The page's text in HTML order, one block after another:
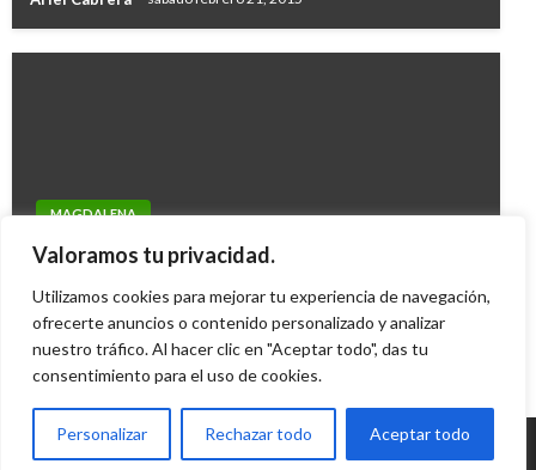
Valoramos tu privacidad.
Utilizamos cookies para mejorar tu experiencia de navegación,
ofrecerte anuncios o contenido personalizado y analizar
nuestro tráfico. Al hacer clic en "Aceptar todo", das tu
consentimiento para el uso de cookies.
Personalizar Rechazar todo Aceptar todo
MAGDALENA
Se encadena para que su hijo reciba atención
Luisa Trivino jueves agosto 15, 2013